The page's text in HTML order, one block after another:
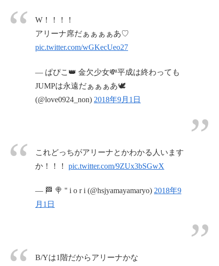
W！！！！
アリーナ席だぁぁぁぁあ♡
pic.twitter.com/wGKecUeo27
— ぱぴこ👑 金欠少女💸平成は終わっても
JUMPは永遠だぁぁぁあ🕊
(@love0924_non) 2018年9月1日
これどっちがアリーナとかわかる人います
か！！！ pic.twitter.com/9ZUx3bSGwX
— 🏁 🍭 '' i o r i (@hsjyamayamaryo) 2018年9
月1日
B/Yは1階だからアリーナかな